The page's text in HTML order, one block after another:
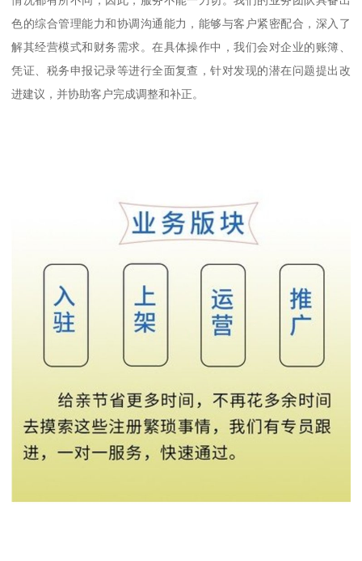
色的综合管理能力和协调沟通能力，能够与客户紧密配合，深入了
解其经营模式和财务需求。在具体操作中，我们会对企业的账簿、
凭证、税务申报记录等进行全面复查，针对发现的潜在问题提出改
进建议，并协助客户完成调整和补正。